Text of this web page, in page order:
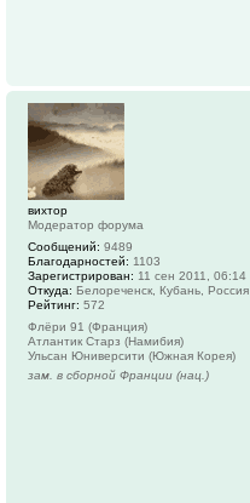
вихтор
Модератор форума
Сообщений: 9489
Благодарностей: 1103
Зарегистрирован: 11 сен 2011, 06:14
Откуда: Белореченск, Кубань, Россия
Рейтинг: 572
Флёри 91 (Франция)
Атлантик Старз (Намибия)
Ульсан Юниверсити (Южная Корея)
зам. в сборной Франции (нац.)